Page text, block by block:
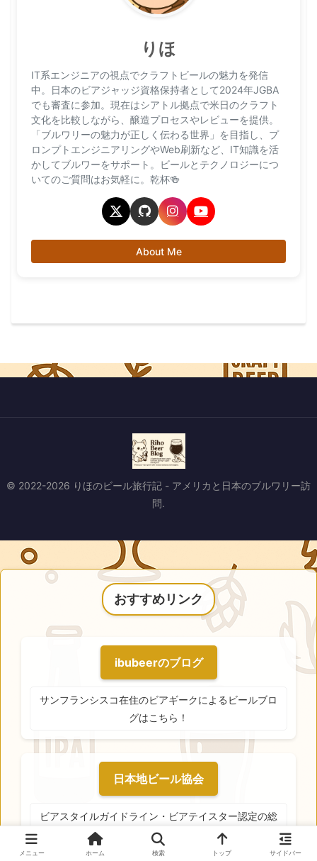
りほ
IT系エンジニアの視点でクラフトビールの魅力を発信
中。日本のビアジャッジ資格保持者として2024年JGBA
でも審査に参加。現在はシアトル拠点で米日のクラフト
文化を比較しながら、醸造プロセスやレビューを提供。
「ブルワリーの魅力が正しく伝わる世界」を目指し、プ
ロンプトエンジニアリングやWeb刷新など、IT知識を活
かしてブルワーをサポート。ビールとテクノロジーにつ
いてのご質問はお気軽に。乾杯🍻
About Me
© 2022-2026 りほのビール旅行記 - アメリカと日本のブルワリー訪
問.
メニュー ホーム 検索 トップ サイドバー
おすすめリンク
ibubeerのブログ
サンフランシスコ在住のビアギークによるビールブロ
グはこちら！
日本地ビール協会
ビアスタイルガイドライン・ビアテイスター認定の総
本山！